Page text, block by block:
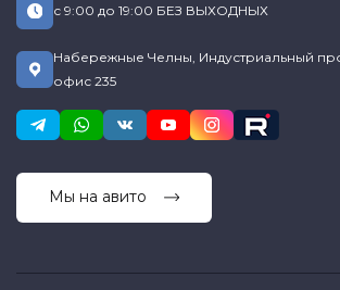
с 9:00 до 19:00 БЕЗ ВЫХОДНЫХ
Набережные Челны, Индустриальный
офис 235
Мы на авито